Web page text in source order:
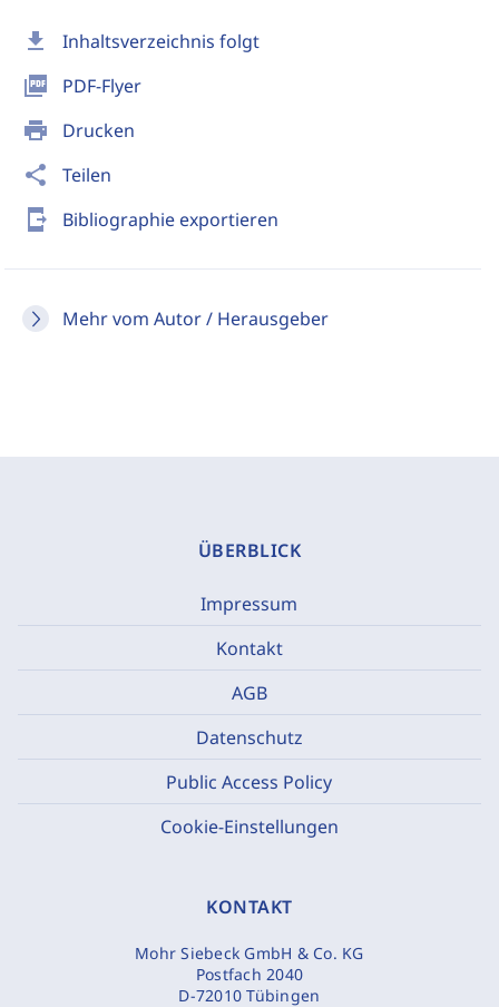
download Inhaltsverzeichnis folgt
picture_as_pdf PDF-Flyer
print Drucken
share Teilen
send_to_mobile Bibliographie exportieren
Mehr vom Autor / Herausgeber
ÜBERBLICK
Impressum
Kontakt
AGB
Datenschutz
Public Access Policy
Cookie-Einstellungen
KONTAKT
Mohr Siebeck GmbH & Co. KG
Postfach 2040
D-72010 Tübingen